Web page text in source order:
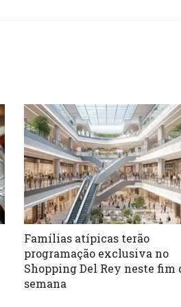
Famílias atípicas terão
programação exclusiva no
Shopping Del Rey neste fim
semana